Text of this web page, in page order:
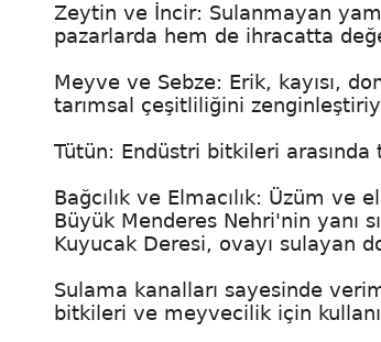
Zeytin ve İncir: Sulanmayan
pazarlarda hem de ihracatta
Meyve ve Sebze: Erik, kayısı,
tarımsal çeşitliliğini
Tütün: Endüstri bitkileri
Bağcılık ve Elmacılık: Üzüm
Büyük Menderes Nehri'nin yanı
Kuyucak Deresi, ovayı sulayan
Sulama kanalları sayesinde
bitkileri ve meyvecilik için